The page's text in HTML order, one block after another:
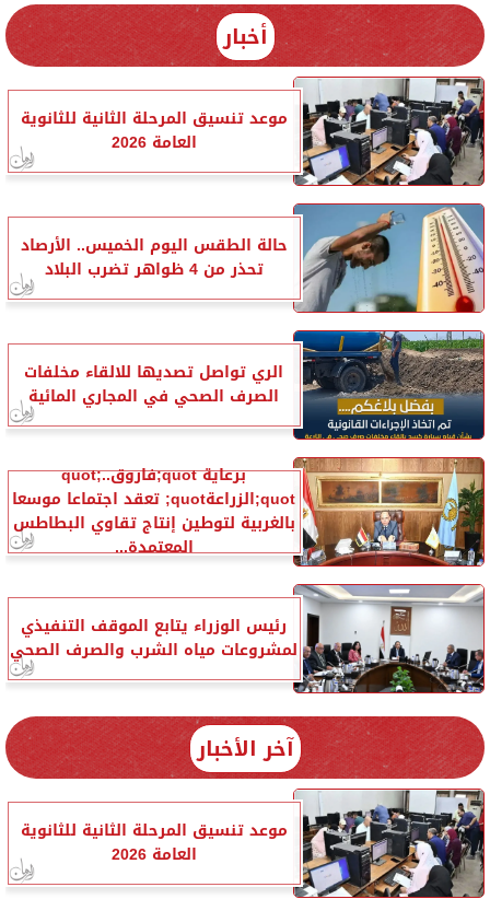
أخبار
موعد تنسيق المرحلة الثانية للثانوية
العامة 2026
حالة الطقس اليوم الخميس.. الأرصاد
تحذر من 4 ظواهر تضرب البلاد
الري تواصل تصديها للالقاء مخلفات
الصرف الصحي في المجاري المائية
برعاية quot;فاروقquot;..
quot;الزراعةquot; تعقد اجتماعا موسعا
بالغربية لتوطين إنتاج تقاوي البطاطس
المعتمدة...
رئيس الوزراء يتابع الموقف التنفيذي
لمشروعات مياه الشرب والصرف الصحي
آخر الأخبار
موعد تنسيق المرحلة الثانية للثانوية
العامة 2026